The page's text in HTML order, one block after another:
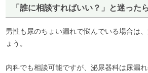
「誰に相談すればいい？」と迷ったら
男性も尿のちょい漏れで悩んでいる場合は
ょう。
内科でも相談可能ですが、泌尿器科は尿漏